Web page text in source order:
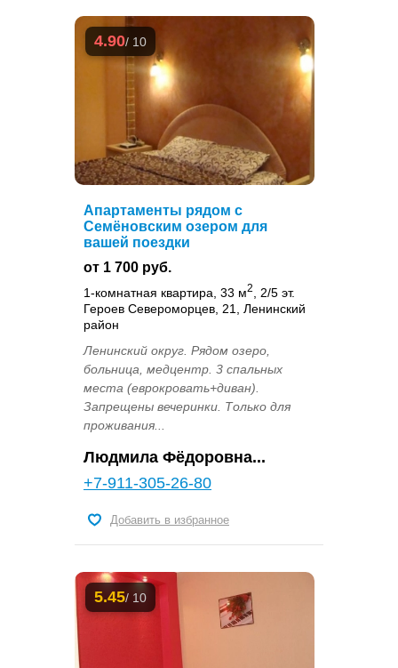
4.90/ 10
Апартаменты рядом с
Семёновским озером для
вашей поездки
от 1 700 руб.
1-комнатная квартира, 33 м2
, 2/5 эт.
Героев Североморцев, 21, Ленинский
район
Ленинский округ. Рядом озеро,
больница, медцентр. 3 спальных
места (еврокровать+диван).
Запрещены вечеринки. Только для
проживания...
Людмила Фёдоровна...
+7-911-305-26-80
Добавить в избранное
5.45/ 10